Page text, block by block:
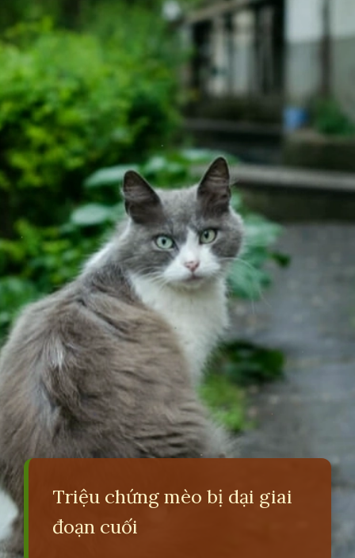
Đang mở https://erci.edu.vn/meo-dai-co-bieu-hien-gi
Triệu chứng mèo bị dại giai
đoạn cuối